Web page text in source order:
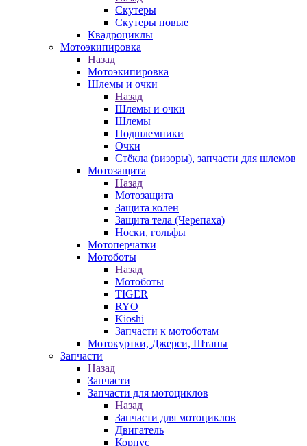
Скутеры
Скутеры новые
Квадроциклы
Мотоэкипировка
Назад
Мотоэкипировка
Шлемы и очки
Назад
Шлемы и очки
Шлемы
Подшлемники
Очки
Стёкла (визоры), запчасти для шлемов
Мотозащита
Назад
Мотозащита
Защита колен
Защита тела (Черепаха)
Носки, гольфы
Мотоперчатки
Мотоботы
Назад
Мотоботы
TIGER
RYO
Kioshi
Запчасти к мотоботам
Мотокуртки, Джерси, Штаны
Запчасти
Назад
Запчасти
Запчасти для мотоциклов
Назад
Запчасти для мотоциклов
Двигатель
Корпус